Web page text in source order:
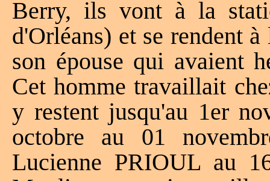
Berry, ils vont à la
d'Orléans) et se rendent
son épouse qui avaient
Cet homme travaillait
y restent jusqu'au 1er
octobre au 01
Lucienne PRIOUL au